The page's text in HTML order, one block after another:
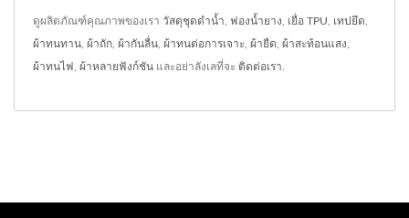
ดูผลิตภัณฑ์คุณภาพของเรา วัสดุชุดดำน้ำ ฟองน้ำยาง เยื่อ TPU เทปยึด
ผ้าทนทาน ผ้าถัก ผ้ากันลื่น ผ้าทนต่อการเจาะ ผ้ายืด ผ้าสะท้อนแสง
ผ้าทนไฟ ผ้าหลายฟังก์ชัน และอย่าลังเลที่จะ ติดต่อเรา